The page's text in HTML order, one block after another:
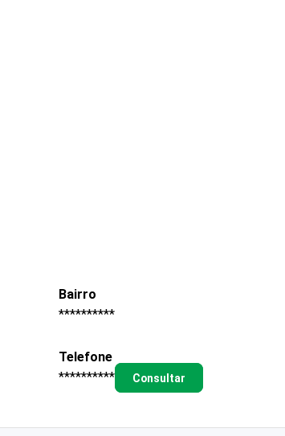
Bairro
**********
Telefone
**********
Consultar